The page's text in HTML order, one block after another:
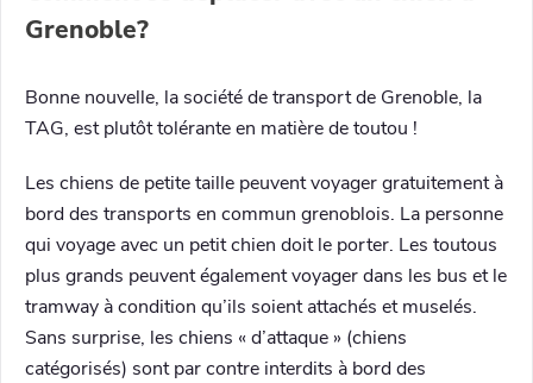
Grenoble?
Bonne nouvelle, la société de transport de Grenoble, la
TAG, est plutôt tolérante en matière de toutou !
Les chiens de petite taille peuvent voyager gratuitement à
bord des transports en commun grenoblois. La personne
qui voyage avec un petit chien doit le porter. Les toutous
plus grands peuvent également voyager dans les bus et le
tramway à condition qu’ils soient attachés et muselés.
Sans surprise, les chiens « d’attaque » (chiens
catégorisés) sont par contre interdits à bord des